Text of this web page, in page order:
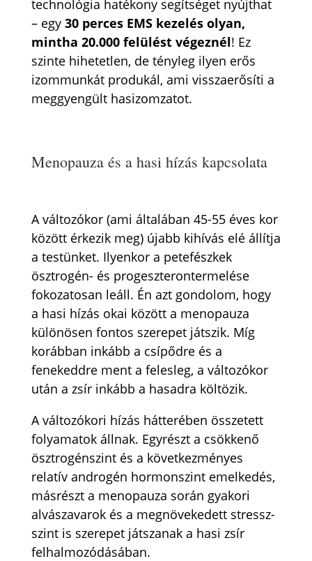
technológia hatékony segítséget nyújthat
– egy 30 perces EMS kezelés olyan,
mintha 20.000 felülést végeznél! Ez
szinte hihetetlen, de tényleg ilyen erős
izommunkát produkál, ami visszaerősíti a
meggyengült hasizomzatot.
Menopauza és a hasi hízás kapcsolata
A változókor (ami általában 45-55 éves kor
között érkezik meg) újabb kihívás elé állítja
a testünket. Ilyenkor a petefészkek
ösztrogén- és progeszterontermelése
fokozatosan leáll. Én azt gondolom, hogy
a hasi hízás okai között a menopauza
különösen fontos szerepet játszik. Míg
korábban inkább a csípődre és a
fenekeddre ment a felesleg, a változókor
után a zsír inkább a hasadra költözik.
A változókori hízás hátterében összetett
folyamatok állnak. Egyrészt a csökkenő
ösztrogénszint és a következményes
relatív androgén hormonszint emelkedés,
másrészt a menopauza során gyakori
alvászavarok és a megnövekedett stressz-
szint is szerepet játszanak a hasi zsír
felhalmozódásában.